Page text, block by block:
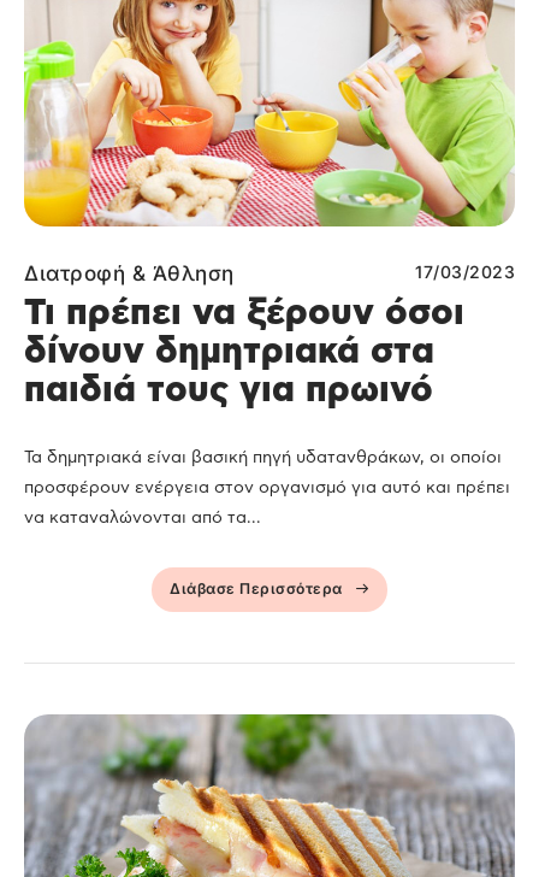
Διατροφή & Άθληση 17/03/2023
Τι πρέπει να ξέρουν όσοι
δίνουν δημητριακά στα
παιδιά τους για πρωινό
Τα δημητριακά είναι βασική πηγή υδατανθράκων, οι οποίοι
προσφέρουν ενέργεια στον οργανισμό για αυτό και πρέπει
να καταναλώνονται από τα...
Διάβασε Περισσότερα